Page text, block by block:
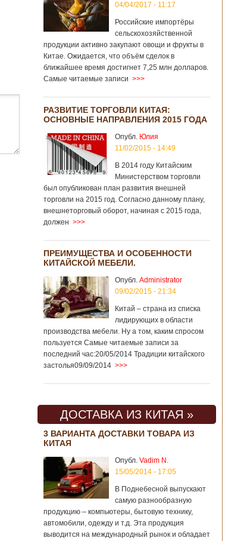
04/04/2017 - 11:17
Российские импортёры
сельскохозяйственной
продукции активно закупают овощи и фрукты в
Китае. Ожидается, что объём сделок в
ближайшее время достигнет 7,25 млн долларов.
Самые читаемые записи >>>
РАЗВИТИЕ ТОРГОВЛИ КИТАЯ:
ОСНОВНЫЕ НАПРАВЛЕНИЯ 2015 ГОДА
Опубл. Юлия
11/02/2015 - 14:49
В 2014 году Китайским
Министерством торговли
был опубликован план развития внешней
торговли на 2015 год. Согласно данному плану,
внешнеторговый оборот, начиная с 2015 года,
должен >>>
ПРЕИМУЩЕСТВА И ОСОБЕННОСТИ
КИТАЙСКОЙ МЕБЕЛИ.
Опубл. Administrator
09/02/2015 - 21:34
Китай – страна из списка
лидирующих в области
производства мебели. Ну а том, каким спросом
пользуется Самые читаемые записи за
последний час:20/05/2014 Традиции китайского
застолья09/09/2014 >>>
ДОСТАВКА ИЗ КИТАЯ »
3 ВАРИАНТА ДОСТАВКИ ТОВАРА ИЗ
КИТАЯ
Опубл. Vadim N.
15/05/2014 - 17:05
В Поднебесной выпускают
самую разнообразную
продукцию – компьютеры, бытовую технику,
автомобили, одежду и т.д. Эта продукция
выводится на международный рынок и обладает